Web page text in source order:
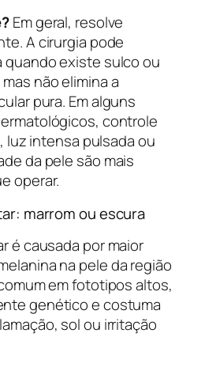
Em geral, resolve
A cirurgia pode
quando existe sulco ou
não elimina a
pura. Em alguns
controle
luz intensa pulsada ou
da pele são mais
operar.
marrom ou escura
é causada por maior
na pele da região
em fototipos altos,
genético e costuma
sol ou irritação